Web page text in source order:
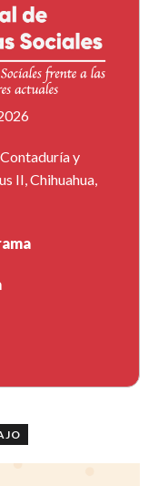
y
II, Chihuahua,